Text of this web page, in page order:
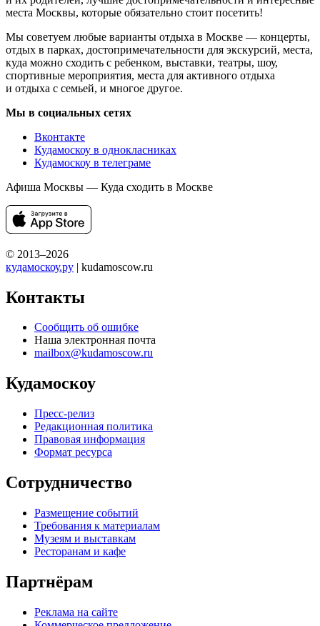
места Москвы, которые обязательно стоит посетить!
Мы советуем любые варианты отдыха в Москве — концерты,
отдых в парках, достопримечательности для экскурсий, места,
куда можно сходить с ребенком, выставки, театры, шоу,
спортивные мероприятия, места для активного отдыха
и отдыха с семьей, и многое другое.
Мы в социальных сетях
Вконтакте
Кудамоскоу в однокласниках
Кудамоскоу в телеграме
Афиша Москвы — Куда сходить в Москве
© 2013–2026
кудамоскоу.ру | kudamoscow.ru
Контакты
Сообщить об ошибке
Наша электронная почта
mailbox@kudamoscow.ru
Кудамоскоу
Пресс-релиз
Редакционная политика
Правовая информация
Формат ресурса
Сотрудничество
Размещение событий
Требования к материалам
Музеям и выставкам
Ресторанам и кафе
Партнёрам
Реклама на сайте